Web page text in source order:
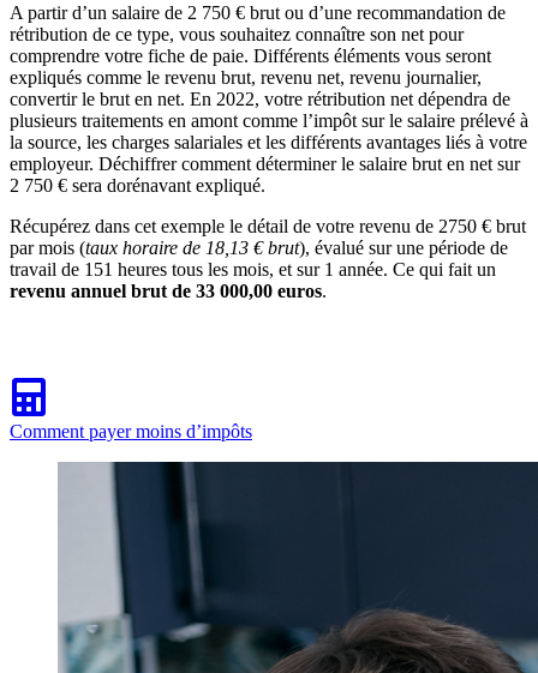
A partir d’un salaire de 2 750 € brut ou d’une recommandation de
rétribution de ce type, vous souhaitez connaître son net pour
comprendre votre fiche de paie. Différents éléments vous seront
expliqués comme le revenu brut, revenu net, revenu journalier,
convertir le brut en net. En 2022, votre rétribution net dépendra de
plusieurs traitements en amont comme l’impôt sur le salaire prélevé à
la source, les charges salariales et les différents avantages liés à votre
employeur. Déchiffrer comment déterminer le salaire brut en net sur
2 750 € sera dorénavant expliqué.
Récupérez dans cet exemple le détail de votre revenu de 2750 € brut
par mois (taux horaire de 18,13 € brut), évalué sur une période de
travail de 151 heures tous les mois, et sur 1 année. Ce qui fait un
revenu annuel brut de 33 000,00 euros.
Comment payer moins d’impôts